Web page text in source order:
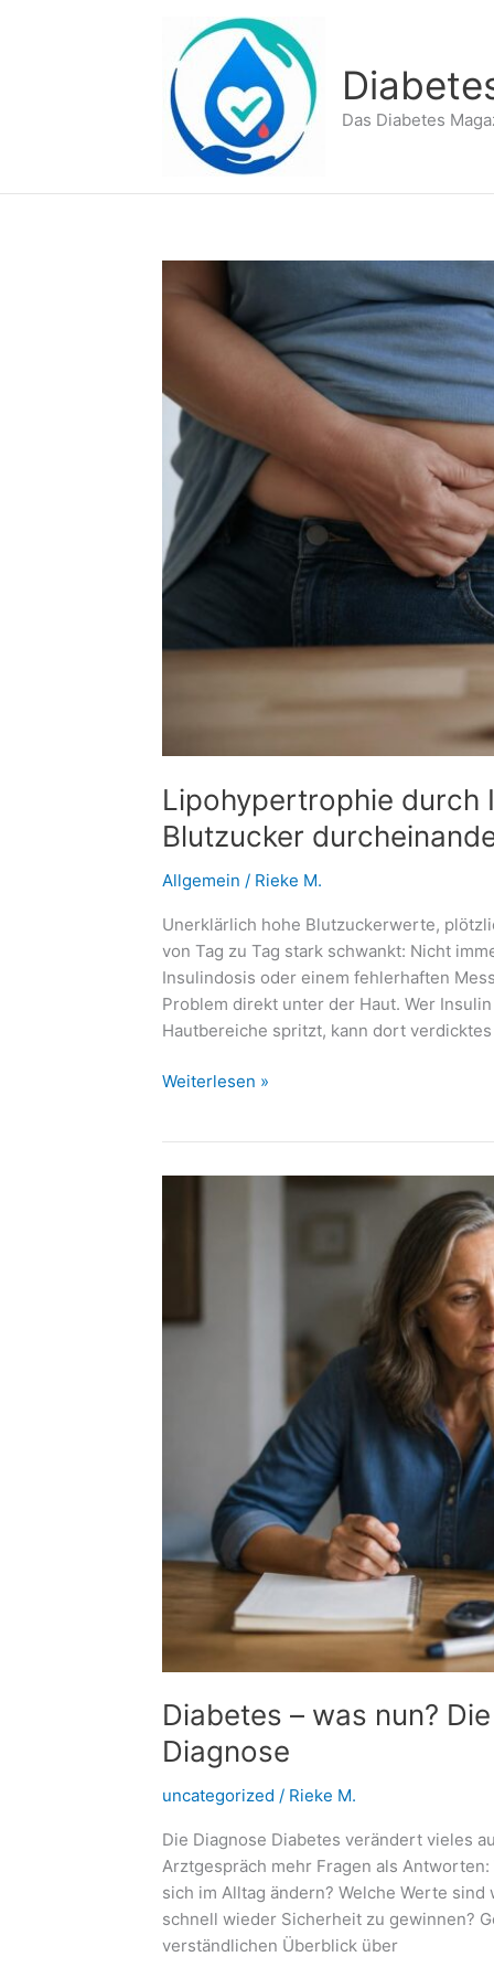
Das Diabetes
Lipohypertrophie durch
Blutzucker
Allgemein / Rieke M.
Unerklärlich hohe Blutzuckerwerte,
von Tag zu Tag stark schwankt: Nicht
Insulindosis oder einem fehlerhaften
Problem direkt unter der Haut. Wer
Hautbereiche spritzt, kann dort
Lipohypertrophie
durcheinanderbringen
Weiterlesen »
Diabetes – was nun?
Diagnose
uncategorized / Rieke M.
Die Diagnose Diabetes verändert vieles
Arztgespräch mehr Fragen als
sich im Alltag ändern? Welche Werte
schnell wieder Sicherheit zu gewinnen?
verständlichen Überblick über